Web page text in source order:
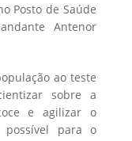
Posto de Saúde
Antenor
ao teste
sobre a
e agilizar o
possível para o